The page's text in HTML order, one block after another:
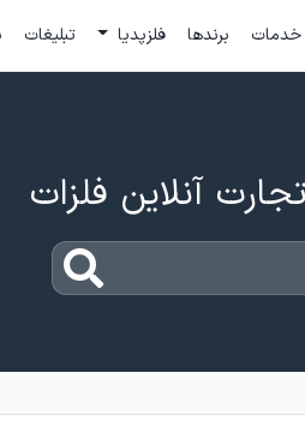
خدمات برندها فلزپدیا تبلیغات